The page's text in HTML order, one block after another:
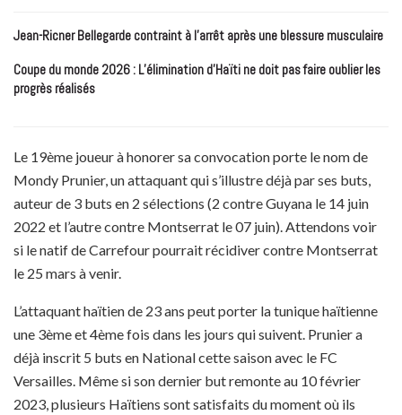
Jean-Ricner Bellegarde contraint à l’arrêt après une blessure musculaire
Coupe du monde 2026 : L’élimination d’Haïti ne doit pas faire oublier les
progrès réalisés
Le 19ème joueur à honorer sa convocation porte le nom de
Mondy Prunier, un attaquant qui s’illustre déjà par ses buts,
auteur de 3 buts en 2 sélections (2 contre Guyana le 14 juin
2022 et l’autre contre Montserrat le 07 juin). Attendons voir
si le natif de Carrefour pourrait récidiver contre Montserrat
le 25 mars à venir.
L’attaquant haïtien de 23 ans peut porter la tunique haïtienne
une 3ème et 4ème fois dans les jours qui suivent. Prunier a
déjà inscrit 5 buts en National cette saison avec le FC
Versailles. Même si son dernier but remonte au 10 février
2023, plusieurs Haïtiens sont satisfaits du moment où ils